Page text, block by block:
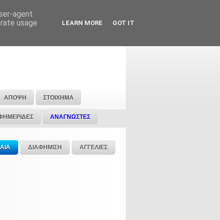
ΑΠΟΨΗ ΣΤΟΙΧΗΜΑ
ΑΝΑΓΝΩΣΤΕΣ
ΔΙΑΦΗΜΙΣΗ ΑΓΓΕΛΙΕΣ
agent
usage
LEARN MORE GOT IT